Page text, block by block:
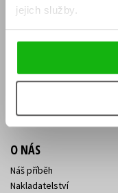
jejich služby.
Jak nakoupit
KONTAKTY
Sídlo společnosti
O NÁS
Náš příběh
Nakladatelství